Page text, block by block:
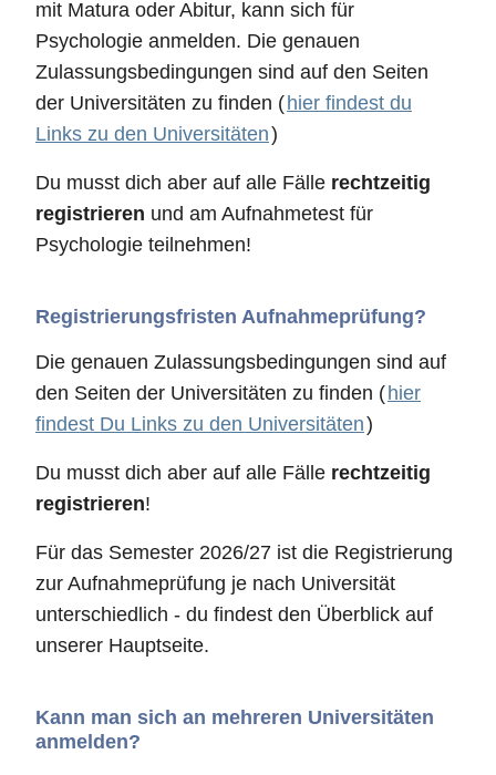
mit Matura oder Abitur, kann sich für
Psychologie anmelden. Die genauen
Zulassungsbedingungen sind auf den Seiten
der Universitäten zu finden ( hier findest du
Links zu den Universitäten)
Du musst dich aber auf alle Fälle rechtzeitig
registrieren und am Aufnahmetest für
Psychologie teilnehmen!
Registrierungsfristen Aufnahmeprüfung?
Die genauen Zulassungsbedingungen sind auf
den Seiten der Universitäten zu finden ( hier
findest Du Links zu den Universitäten)
Du musst dich aber auf alle Fälle rechtzeitig
registrieren!
Für das Semester 2026/27 ist die Registrierung
zur Aufnahmeprüfung je nach Universität
unterschiedlich - du findest den Überblick auf
unserer Hauptseite.
Kann man sich an mehreren Universitäten
anmelden?